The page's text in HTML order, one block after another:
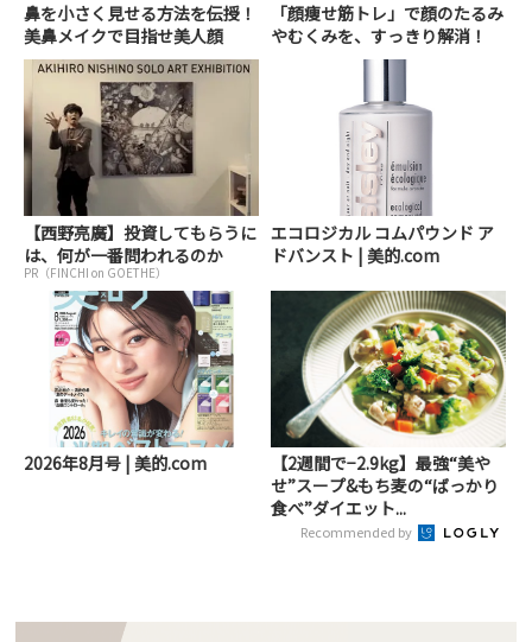
鼻を小さく見せる方法を伝授！
美鼻メイクで目指せ美人顔
「顔痩せ筋トレ」で顔のたるみ
やむくみを、すっきり解消！
【西野亮廣】投資してもらうに
は、何が一番問われるのか
PR（FINCHI on GOETHE）
エコロジカル コムパウンド ア
ドバンスト | 美的.com
2026年8月号 | 美的.com
【2週間で−2.9kg】最強“美や
せ”スープ&もち麦の“ばっかり
食べ”ダイエット...
Recommended by